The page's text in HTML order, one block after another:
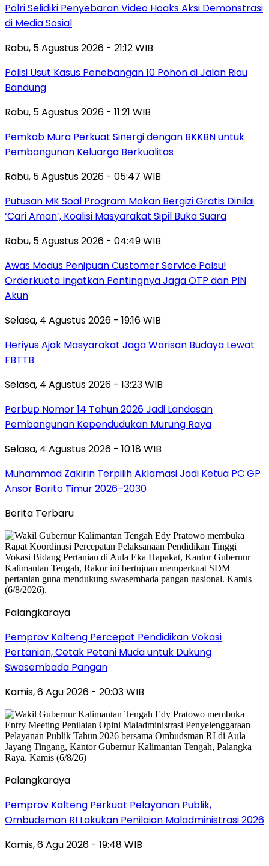
Polri Selidiki Penyebaran Video Hoaks Aksi Demonstrasi
di Media Sosial
Rabu, 5 Agustus 2026 - 21:12 WIB
Polisi Usut Kasus Penebangan 10 Pohon di Jalan Riau
Bandung
Rabu, 5 Agustus 2026 - 11:21 WIB
Pemkab Mura Perkuat Sinergi dengan BKKBN untuk
Pembangunan Keluarga Berkualitas
Rabu, 5 Agustus 2026 - 05:47 WIB
Putusan MK Soal Program Makan Bergizi Gratis Dinilai
‘Cari Aman’, Koalisi Masyarakat Sipil Buka Suara
Rabu, 5 Agustus 2026 - 04:49 WIB
Awas Modus Penipuan Customer Service Palsu!
Orderkuota Ingatkan Pentingnya Jaga OTP dan PIN
Akun
Selasa, 4 Agustus 2026 - 19:16 WIB
Heriyus Ajak Masyarakat Jaga Warisan Budaya Lewat
FBTTB
Selasa, 4 Agustus 2026 - 13:23 WIB
Perbup Nomor 14 Tahun 2026 Jadi Landasan
Pembangunan Kependudukan Murung Raya
Selasa, 4 Agustus 2026 - 10:18 WIB
Muhammad Zakirin Terpilih Aklamasi Jadi Ketua PC GP
Ansor Barito Timur 2026–2030
Berita Terbaru
Palangkaraya
Pemprov Kalteng Percepat Pendidikan Vokasi
Pertanian, Cetak Petani Muda untuk Dukung
Swasembada Pangan
Kamis, 6 Agu 2026 - 20:03 WIB
Palangkaraya
Pemprov Kalteng Perkuat Pelayanan Publik,
Ombudsman RI Lakukan Penilaian Maladministrasi 2026
Kamis, 6 Agu 2026 - 19:48 WIB